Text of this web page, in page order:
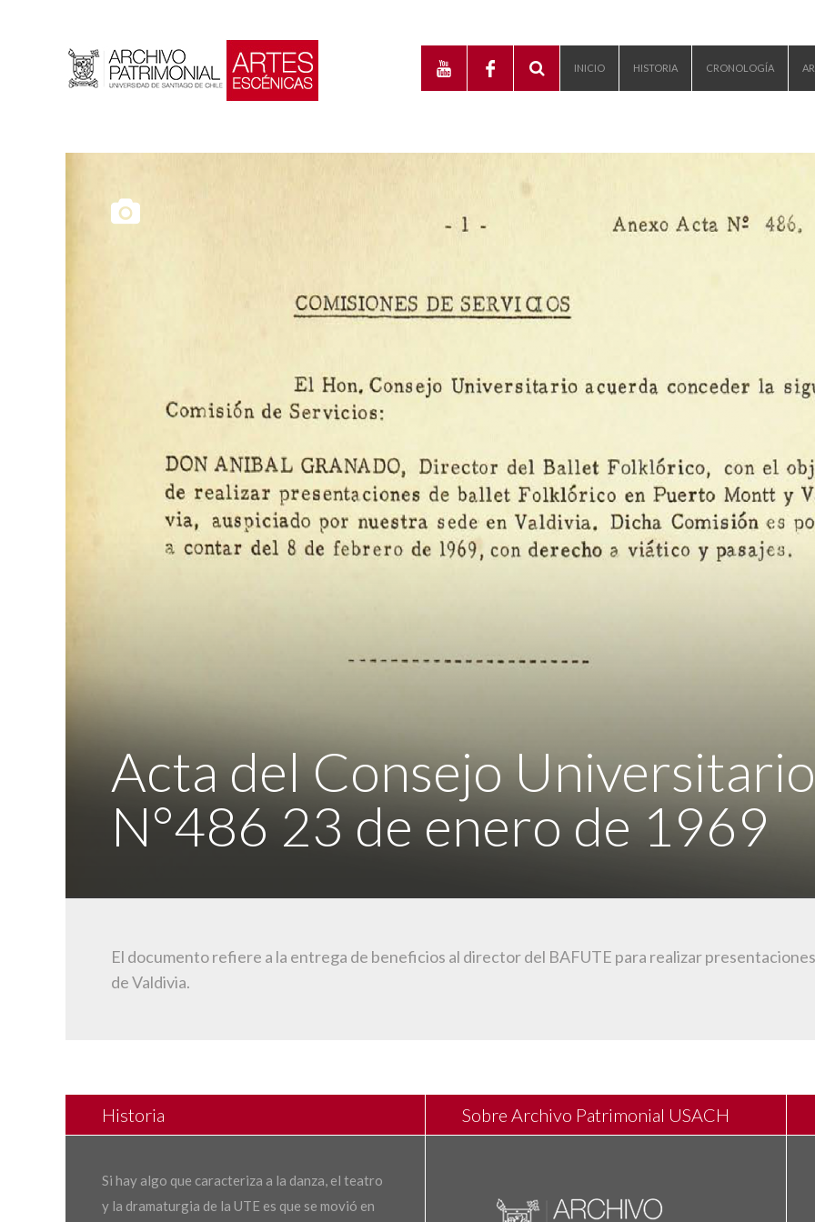
INICIO HISTORIA CRONOLOGÍA
Acta del Consejo Universitario
N°486 23 de enero de 1969
El documento refiere a la entrega de beneficios al director del BAFUTE para realizar
de Valdivia.
Historia
Si hay algo que caracteriza a la danza, el teatro
y la dramaturgia de la UTE es que se movió en
Sobre Archivo Patrimonial USACH